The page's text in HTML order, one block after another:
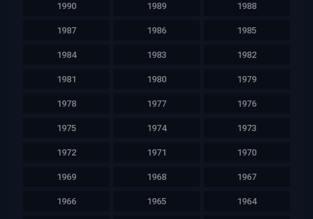
1990 1989 1988
1987 1986 1985
1984 1983 1982
1981 1980 1979
1978 1977 1976
1975 1974 1973
1972 1971 1970
1969 1968 1967
1966 1965 1964